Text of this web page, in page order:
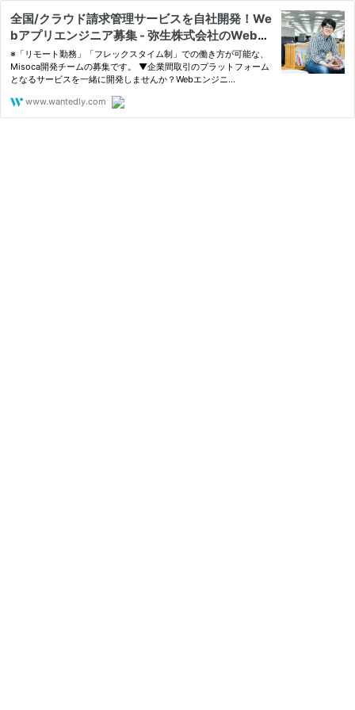
全国/クラウド請求管理サービスを自社開発！We
bアプリエンジニア募集 - 弥生株式会社のWebエ
ンジニアの採用 - Wantedly
※「リモート勤務」「フレックスタイム制」での働き方が可能な、
Misoca開発チームの募集です。 ▼企業間取引のプラットフォーム
となるサービスを一緒に開発しませんか？Webエンジニ...
www.wantedly.com